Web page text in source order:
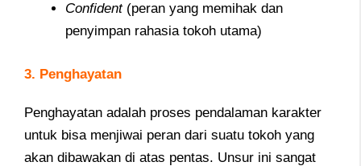
Confident(peran yang memihak dan
penyimpan rahasia tokoh utama)
3. Penghayatan
Penghayatan adalah proses pendalaman karakter
untuk bisa menjiwai peran dari suatu tokoh yang
akan dibawakan di atas pentas. Unsur ini sangat